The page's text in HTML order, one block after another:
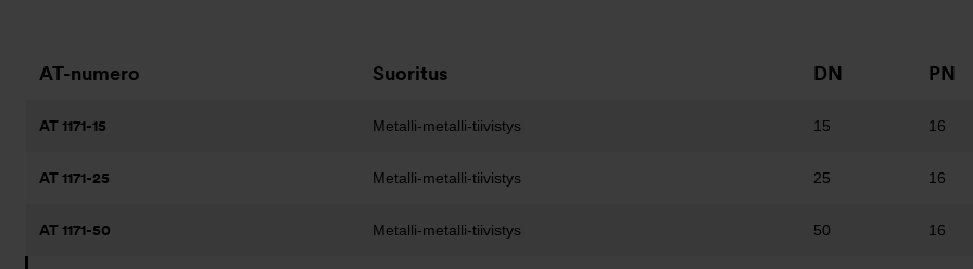
AT-numero Suoritus DN PN
AT 1171-15 Metalli-metalli-tiivistys 15 16
AT 1171-25 Metalli-metalli-tiivistys 25 16
AT 1171-50 Metalli-metalli-tiivistys 50 16